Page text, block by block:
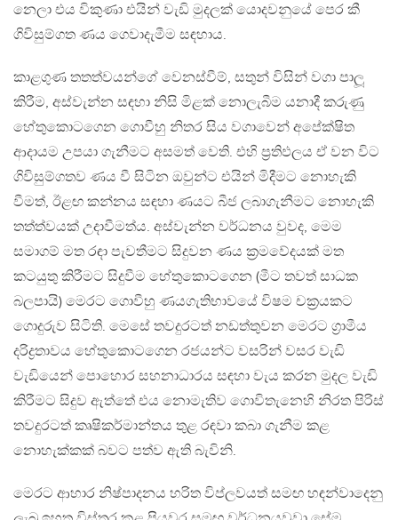
නෙලා එය විකුණා එයින් වැඩි මුදලක් යොදවනුයේ පෙර කී
ගිවිසුම්ගත ණය ගෙවාදැමීම සඳහාය.
කාළගුණ තතත්වයන්ගේ වෙනස්වීම්, සතුන් විසින් වගා පාලූ‍
කිරීම, අස්වැන්න සඳහා නිසි මිළක් නොලැබීම යනාදී කරුණු
හේතුකොටගෙන ගොවීහු නිතර සිය වගාවෙන් අපේක්ෂිත
ආදායම උපයා ගැනීමට අසමත් වෙති. එහි ප්‍රතිඵලය ඒ වන විට
ගිවිසුම්ගතව ණය වී සිටින ඔවුන්ට එයින් මිදීමට නොහැකි
වීමත්, ඊළඟ කන්නය සඳහා ණයට බීජ ලබාගැනීමට නොහැකි
තත්ත්වයක් උදාවීමත්ය. අස්වැන්න වර්ධනය වුවද, මෙම
සමාගම් මත රඳා පැවතීමට සිදුවන ණය ක්‍රමවේදයක් මත
කටයුතු කිරීමට සිදුවීම හේතුකොටගෙන (මීට තවත් සාධක
බලපායි) මෙරට ගොවීහු ණයගැතිභාවයේ විෂම චක්‍රයකට
ගොදුරුව සිටිති. මෙසේ තවදුරටත් නඩත්තුවන මෙරට ග්‍රාමීය
දරිද්‍රතාවය හේතුකොටගෙන රජයන්ට වසරින් වසර වැඩි
වැඩියෙන් පොහොර සහනාධාරය සඳහා වැය කරන මුදල වැඩි
කිරීමට සිදුව ඇත්තේ එය නොමැතිව ගොවිතැනෙහි නිරත පිරිස්
තවදුරටත් කෘෂිකර්මාන්තය තුළ රඳවා කබා ගැනීම කළ
නොහැක්කක් බවට පත්ව ඇති බැවිනි.
මෙරට ආහාර නිෂ්පාදනය හරිත විප්ලවයත් සමඟ හඳන්වාදෙනු